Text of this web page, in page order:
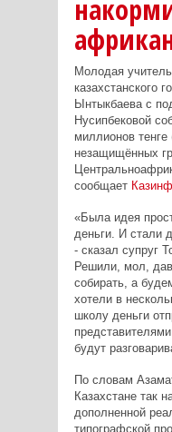
Молодая
казахстанского
Ынтыкбаева с
Нусипбековой
миллионов
незащищённых
сообщает
«Была идея
деньги. И стали
- сказал супруг
Решили, мол,
собирать, а
хотели в
школу деньги
будут
По словам
Казахстане так
дополненной
типографской